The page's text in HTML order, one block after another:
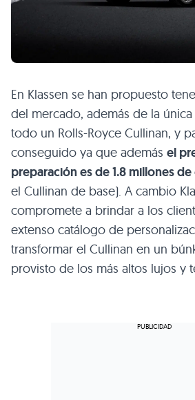
En Klassen se han propuesto
del mercado, además de la única
todo un Rolls-Royce Cullinan, y
conseguido ya que además el
preparación es de 1.8 millones
el Cullinan de base). A cambio
compromete a brindar a los
extenso catálogo de
transformar el Cullinan en un
provisto de los más altos lujos y